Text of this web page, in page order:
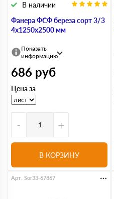
Фанера ФСФ береза сорт 3/3
4х1250х2500 мм
В наличии
Показать
информацию
686 руб
Цена за
- +
В КОРЗИНУ
Арт. Sor33-67867